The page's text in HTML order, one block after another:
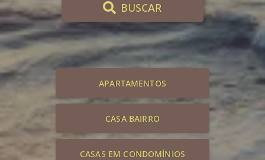
BUSCAR
APARTAMENTOS
CASA BAIRRO
CASAS EM CONDOMÍNIOS